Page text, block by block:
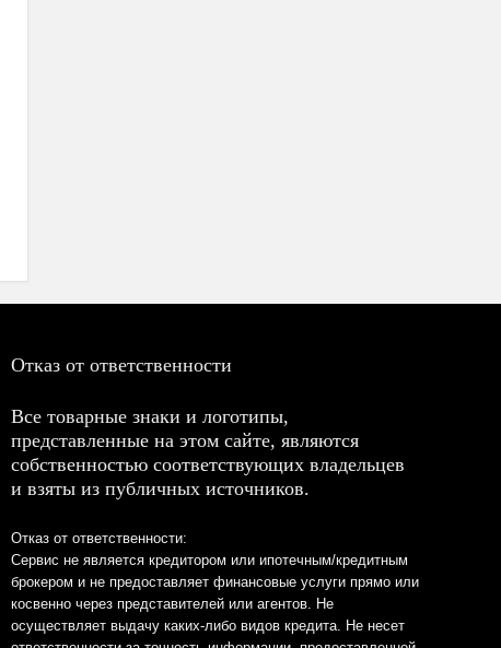
Отказ от ответственности
Все товарные знаки и логотипы,
представленные на этом сайте, являются
собственностью соответствующих владельцев
и взяты из публичных источников.
Отказ от ответственности:
Сервис не является кредитором или ипотечным/кредитным
брокером и не предоставляет финансовые услуги прямо или
косвенно через представителей или агентов. Не
осуществляет выдачу каких-либо видов кредита. Не несет